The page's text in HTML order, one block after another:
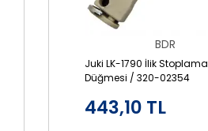
BDR
Juki LK-1790 İlik Stoplama
Düğmesi / 320-02354
443,10 TL